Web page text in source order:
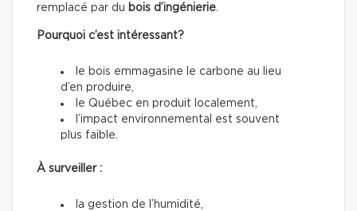
remplacé par du bois d’ingénierie.
Pourquoi c’est intéressant?
le bois emmagasine le carbone au lieu
d’en produire,
le Québec en produit localement,
l’impact environnemental est souvent
plus faible.
À surveiller :
la gestion de l’humidité,